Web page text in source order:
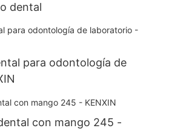
dental
para odontología de
con mango 245 -